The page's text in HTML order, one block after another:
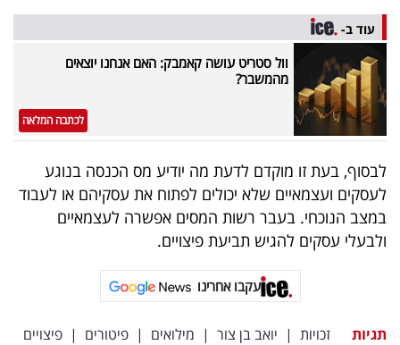
עוד ב-
וול סטריט עושה קאמבק: האם אנחנו יוצאים
מהמשבר?
לכתבה המלאה
לבסוף, בעת זו מוקדם לדעת מה יודיע מס הכנסה בנוגע
לעסקים ועצמאיים שלא יכולים לפתוח את עסקיהם או לעבוד
במצב הנוכחי. בעבר רשות המסים אפשרה לעצמאיים
ולבעלי עסקים להגיש תביעת פיצויים.
עקבו אחרינו
תגיות זכויות | יואב בן צור | מילואים | פיטורים | פיצויים